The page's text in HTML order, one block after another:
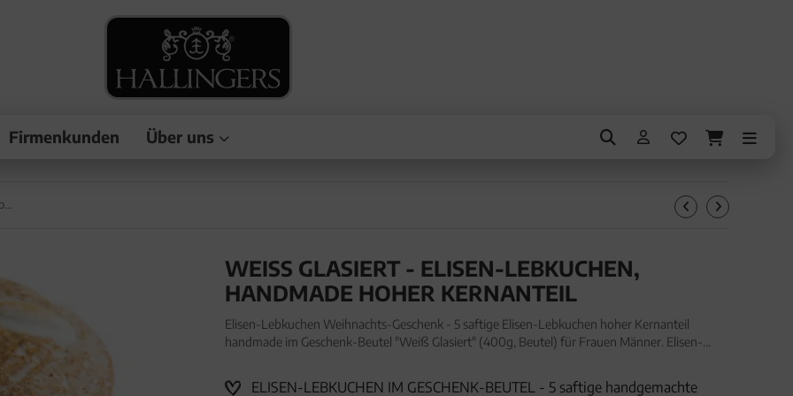
Firmenkunden Über uns
WEISS GLASIERT - ELISEN-LEBKUCHEN, H
ANDMADE HOHER KERNANTEIL
Elisen-Lebkuchen Weihnachts-Geschenk - 5 saftige Elisen-Lebkuchen hoher Kernanteil
handmade im Geschenk-Beutel "Weiß Glasiert" (400g, Beutel) für Frauen Männer. Elisen-
ELISEN-LEBKUCHEN IM GESCHENK-BEUTEL - 5 saftige handgemachte